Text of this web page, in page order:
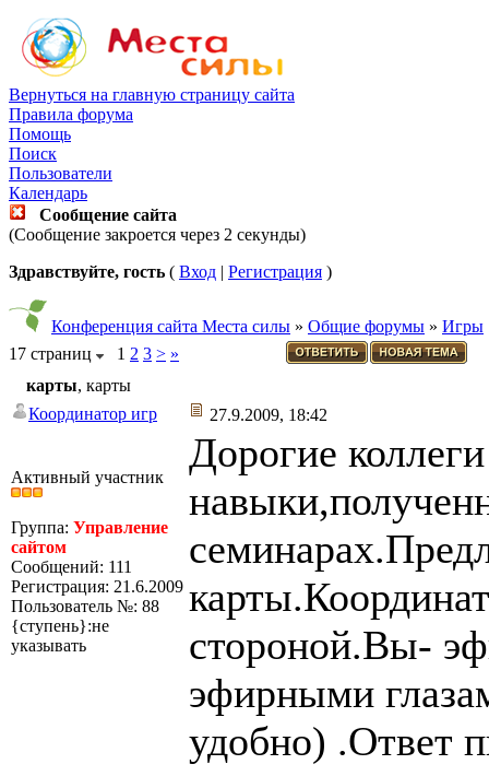
Вернуться на главную страницу сайта
Правила форума
Помощь
Поиск
Пользователи
Календарь
Сообщение сайта
(Сообщение закроется через 2 секунды)
Здравствуйте, гость ( Вход | Регистрация )
Конференция сайта Места силы » Общие форумы » Игры
17 страниц
1 2 3 > »
карты, карты
Координатор игр
27.9.2009, 18:42
Активный участник
Группа: Управление
сайтом
Сообщений: 111
Регистрация: 21.6.2009
Пользователь №: 88
{ступень}:не
указывать
Дорогие
стороной.Вы-
эфирными
удобно) .Ответ